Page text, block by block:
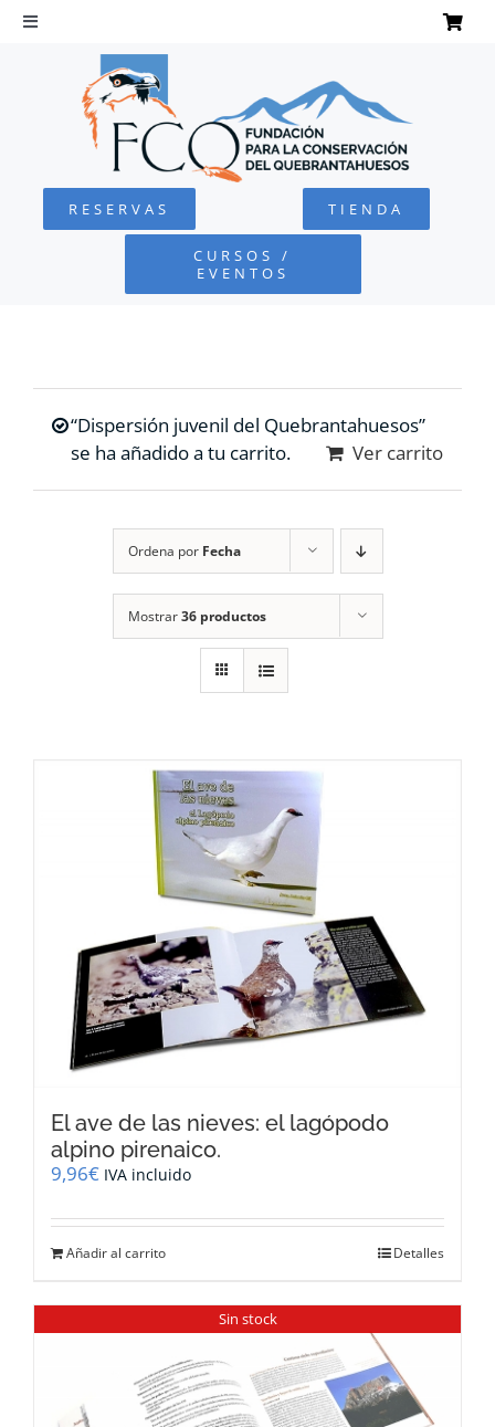
Saltar
Toggle
Navigation
QUEBRANTAHUESOS
FUNDACIÓN
COLABORA
RESERVAS TIENDA
CURSOS /
EVENTOS
“Dispersión juvenil del Quebrantahuesos”
se ha añadido a tu carrito.
Ver carrito
Ordena por Fecha
Mostrar36 productos
El ave de las nieves: el lagópodo
alpino pirenaico.
9,96€ IVA incluido
Añadir al carrito Detalles
Sin stock